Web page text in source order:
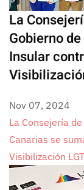
La
Gobierno
Insular
Nov 07, 2024
La Consejería
Canarias se
Visibilización